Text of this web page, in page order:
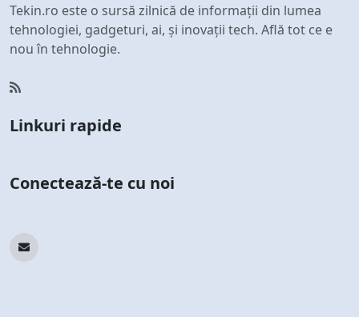
Tekin.ro este o sursă zilnică de informații din lumea
tehnologiei, gadgeturi, ai, și inovații tech. Află tot ce e
nou în tehnologie.
Linkuri rapide
Conectează-te cu noi